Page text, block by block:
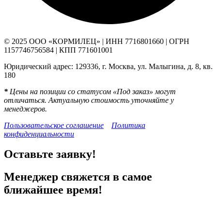
© 2025 ООО «КОРМИЛЕЦ» | ИНН 7716801660 | ОГРН
1157746756584 | КПП 771601001
Юридический адрес: 129336, г. Москва, ул. Малыгина, д. 8, кв.
180
* Цены на позиции со статусом «Под заказ» могут
отличаться. Актуальную стоимость уточняйте у
менеджеров.
Пользовательское соглашение
Политика
конфиденциальности
Оставьте заявку!
Менеджер свяжется в самое
ближайшее время!